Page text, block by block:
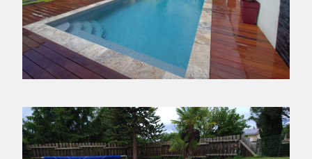
AMÉNAGEMENT EXTÉRIEUR COMPLET
FEURS - 42110